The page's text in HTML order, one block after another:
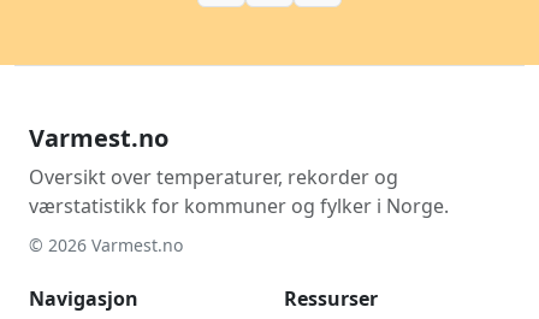
Varmest.no
Oversikt over temperaturer, rekorder og
værstatistikk for kommuner og fylker i Norge.
© 2026 Varmest.no
Navigasjon
Ressurser